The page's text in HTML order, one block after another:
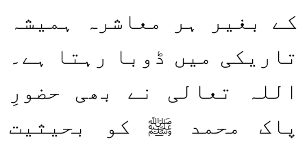
کے بغیر ہر معاشرہ ہمیشہ
تاریکی میں ڈوبا رہتا ہے۔
اللہ تعالی نے بھی حضورِ
پاک محمد ﷺ کو بحیثیت